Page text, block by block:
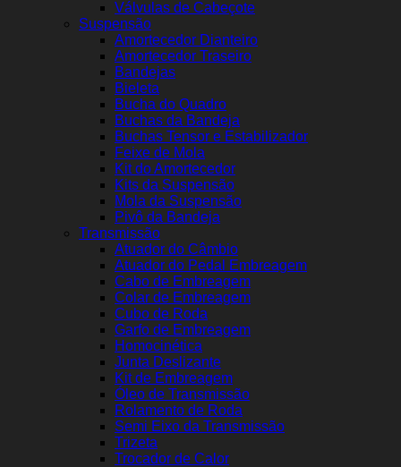
Válvulas de Cabeçote
Suspensão
Amortecedor Dianteiro
Amortecedor Traseiro
Bandejas
Bieleta
Bucha do Quadro
Buchas da Bandeja
Buchas Tensor e Estabilizador
Feixe de Mola
Kit do Amortecedor
Kits da Suspensão
Mola da Suspensão
Pivô da Bandeja
Transmissão
Atuador do Câmbio
Atuador do Pedal Embreagem
Cabo de Embreagem
Colar de Embreagem
Cubo de Roda
Garfo de Embreagem
Homocinética
Junta Deslizante
Kit de Embreagem
Óleo de Transmissão
Rolamento de Roda
Semi Eixo da Transmissão
Trizeta
Trocador de Calor